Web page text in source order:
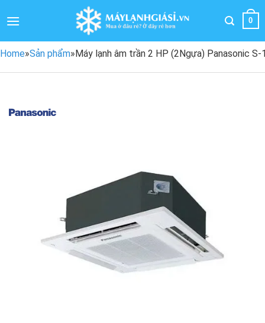
qua
dung
0
Home»Sản phẩm»Máy lạnh âm trần 2 HP (2Ngựa) Panasonic